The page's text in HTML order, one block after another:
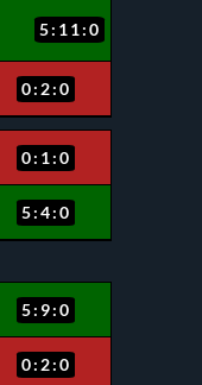
5:11:0
0:2:0
0:1:0
5:4:0
5:9:0
0:2:0